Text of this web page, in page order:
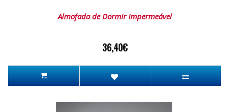
Almofada de Dormir Impermeável
36,40€